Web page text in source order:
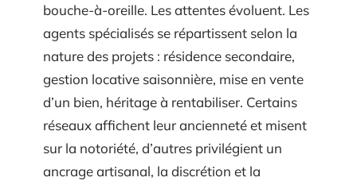
bouche-à-oreille. Les attentes évoluent. Les
agents spécialisés se répartissent selon la
nature des projets : résidence secondaire,
gestion locative saisonnière, mise en vente
d’un bien, héritage à rentabiliser. Certains
réseaux affichent leur ancienneté et misent
sur la notoriété, d’autres privilégient un
ancrage artisanal, la discrétion et la